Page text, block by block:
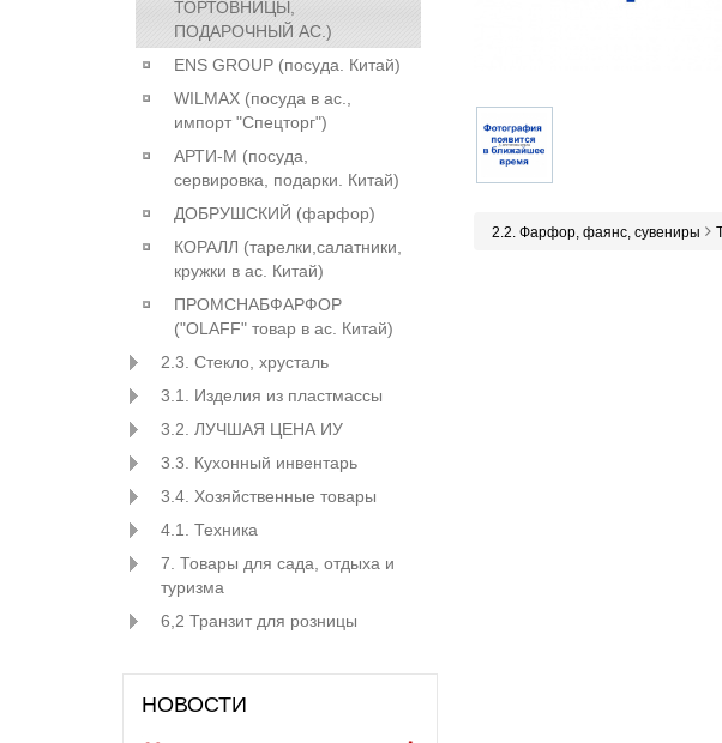
ТОРТОВНИЦЫ,
ПОДАРОЧНЫЙ АС.)
ENS GROUP (посуда. Китай)
WILMAX (посуда в ас.,
импорт "Спецторг")
АРТИ-М (посуда,
сервировка, подарки. Китай)
ДОБРУШСКИЙ (фарфор)
КОРАЛЛ (тарелки,салатники,
кружки в ас. Китай)
ПРОМСНАБФАРФОР
("OLAFF" товар в ас. Китай)
2.3. Стекло, хрусталь
3.1. Изделия из пластмассы
3.2. ЛУЧШАЯ ЦЕНА ИУ
3.3. Кухонный инвентарь
3.4. Хозяйственные товары
4.1. Техника
7. Товары для сада, отдыха и
туризма
6,2 Транзит для розницы
НОВОСТИ
2.2. Фарфор, фаянс, сувениры